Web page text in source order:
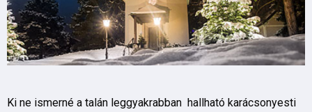
Ki ne ismerné a talán leggyakrabban hallható karácsonyesti